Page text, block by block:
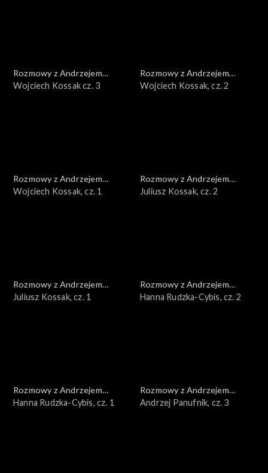
Rozmowy z Andrzejem
Doboszem
Wojciech Kossak cz. 3
Rozmowy z Andrzejem
Doboszem
Wojciech Kossak, cz. 2
Rozmowy z Andrzejem
Doboszem
Wojciech Kossak, cz. 1
Rozmowy z Andrzejem
Doboszem
Juliusz Kossak, cz. 2
Rozmowy z Andrzejem
Doboszem
Juliusz Kossak, cz. 1
Rozmowy z Andrzejem
Doboszem
Hanna Rudzka-Cybis, cz. 2
Rozmowy z Andrzejem
Doboszem
Hanna Rudzka-Cybis, cz. 1
Rozmowy z Andrzejem
Doboszem
Andrzej Panufnik, cz. 3